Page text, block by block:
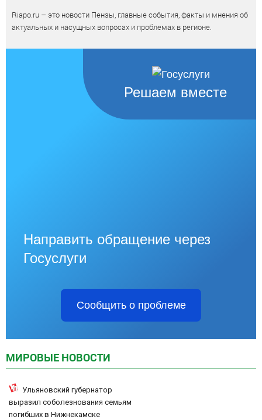
Riapo.ru – это новости Пензы, главные события, факты и мнения об
актуальных и насущных вопросах и проблемах в регионе.
Решаем вместе
Направить обращение через
Госуслуги
Сообщить о проблеме
МИРОВЫЕ НОВОСТИ
Ульяновский губернатор
выразил соболезнования семьям
погибших в Нижнекамске